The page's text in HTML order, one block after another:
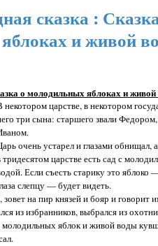
сказка :
яблоках и живой
о молодильных яблоках и живой
некотором царстве, в некотором
три сына: старшего звали
очень устарел и глазами обнищал,
тридесятом царстве есть сад с
Если съесть старику это
слепцу — будет видеть.
на пир князей и бояр и говорит
избранников, выбрался из
молодильных яблок и живой воды